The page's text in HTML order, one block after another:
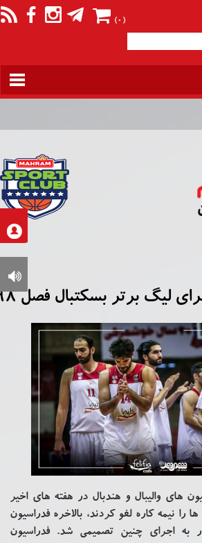
(0 )
لیگ برتر بسکتبال فصل 98
های والیبال و هندبال در هفته های اخیر
را نیمه کاره لغو کردند، بالاخره فدراسیون
به اجرای چنین تصمیمی شد. فدراسیون